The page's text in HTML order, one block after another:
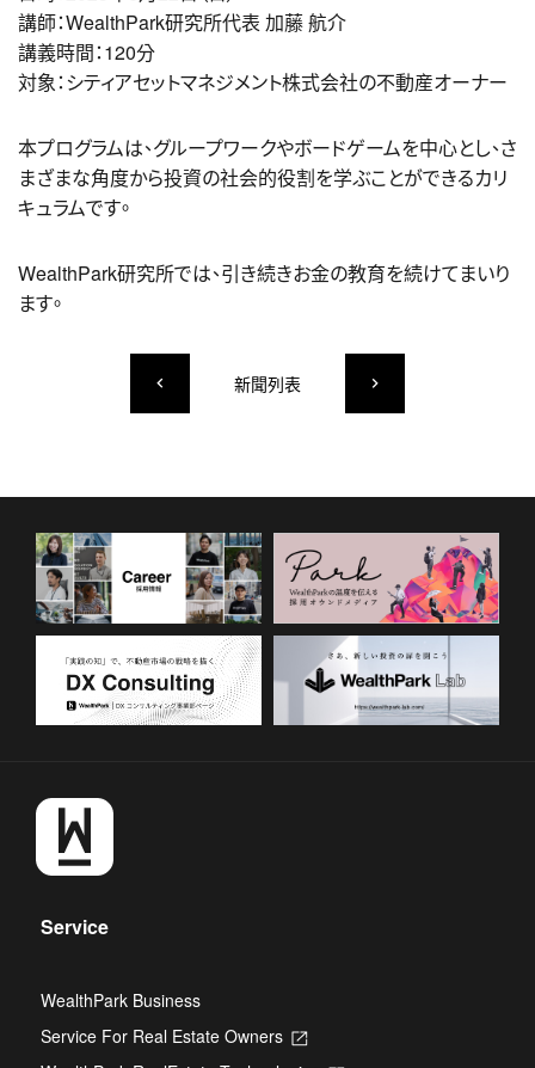
講師：WealthPark研究所代表 加藤 航介
講義時間：120分
対象：シティアセットマネジメント株式会社の不動産オーナー
本プログラムは、グループワークやボードゲームを中心とし、さ
まざまな角度から投資の社会的役割を学ぶことができるカリ
キュラムです。
WealthPark研究所では、引き続きお金の教育を続けてまいり
ます。
keyboard_arrow_left 新聞列表 keyboard_arrow_right
Service
WealthPark Business
Service For Real Estate Owners
Opens